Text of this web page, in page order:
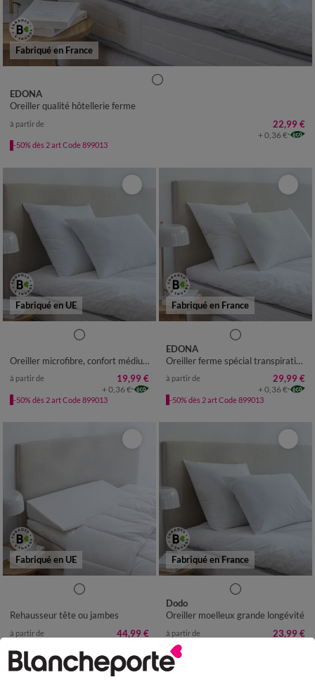
Fabriqué en France
EDONA
Oreiller qualité hôtellerie ferme
à partir de 22,99 €
+ 0,36 €
-50% dès 2 art Code 899013
Fabriqué en UE
Oreiller microfibre, confort médium
à partir de 19,99 €
+ 0,36 €
-50% dès 2 art Code 899013
Fabriqué en France
EDONA
Oreiller ferme spécial transpiration
à partir de 29,99 €
+ 0,36 €
-50% dès 2 art Code 899013
Fabriqué en UE
Rehausseur tête ou jambes
à partir de 44,99 €
-50% dès 2 art Code 899013
Fabriqué en France
Dodo
Oreiller moelleux grande longévité
à partir de 23,99 €
-50% dès 2 art Code 899013